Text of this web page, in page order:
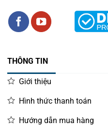
THÔNG TIN
Giới thiệu
Hình thức thanh toán
Hướng dẫn mua hàng